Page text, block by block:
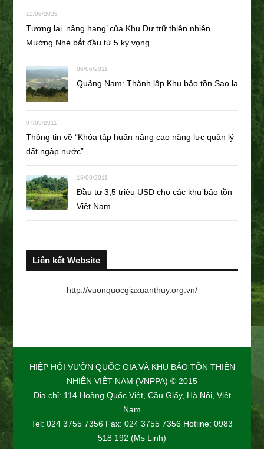
12/06/2025
Tương lai ‘nâng hạng’ của Khu Dự trữ thiên nhiên
Mường Nhé bắt đầu từ 5 kỳ vọng
06/06/2011
Quảng Nam: Thành lập Khu bảo tồn Sao la
07/09/2011
Thông tin về “Khóa tập huấn nâng cao năng lực quản lý
đất ngập nước”
16/09/2011
Đầu tư 3,5 triệu USD cho các khu bảo tồn
Việt Nam
Liên kết Website
http://vuonquocgiaxuanthuy.org.vn/
HIỆP HỘI VƯỜN QUỐC GIA VÀ KHU BẢO TỒN THIÊN
NHIÊN VIỆT NAM (VNPPA) © 2015
Địa chỉ: 114 Hoàng Quốc Việt, Cầu Giấy, Hà Nội, Việt
Nam
Tel: 024 3755 7356 Fax: 024 3755 7356 Hotline: 0983
518 192 (Ms Linh)